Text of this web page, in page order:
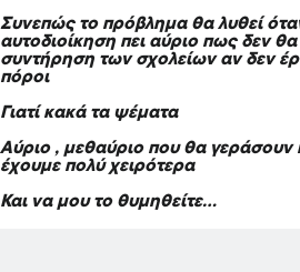
Συνεπώς το πρόβλημα θα λυθεί
αυτοδιοίκηση πει αύριο πως δεν
συντήρηση των σχολείων αν δεν
πόροι
Γιατί κακά τα ψέματα
Αύριο , μεθαύριο που θα γεράσουν
έχουμε πολύ χειρότερα
Και να μου το θυμηθείτε…